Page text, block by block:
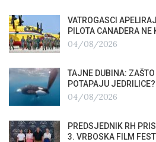
VATROGASCI
PILOTA CANADERA
04/08/2026
TAJNE DUBINA:
POTAPAJU JEDRILICE?
04/08/2026
PREDSJEDNIK RH
3. VRBOSKA FILM